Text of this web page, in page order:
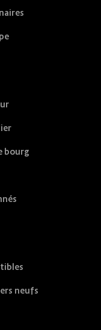
bourg
neufs